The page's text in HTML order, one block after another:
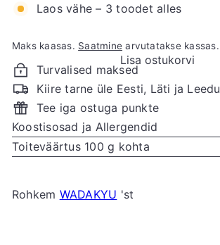
Laos vähe – 3 toodet alles
Maks kaasas. Saatmine arvutatakse kassas.
Lisa ostukorvi
Turvalised maksed
Kiire tarne üle Eesti, Läti ja Leedu
Tee iga ostuga punkte
Koostisosad ja Allergendid
Toiteväärtus 100 g kohta
Rohkem WADAKYU 'st